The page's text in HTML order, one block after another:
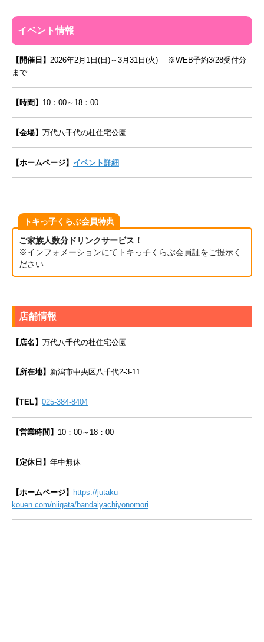
イベント情報
【開催日】 2026年2月1日(日)～3月31日(火) ※WEB予約3/28受付分
まで
【時間】 10：00～18：00
【会場】 万代八千代の杜住宅公園
【ホームページ】 イベント詳細
トキっ子くらぶ会員特典
ご家族人数分ドリンクサービス！
※インフォメーションにてトキっ子くらぶ会員証をご提示く
ださい
店舗情報
【店名】 万代八千代の杜住宅公園
【所在地】 新潟市中央区八千代2-3-11
【TEL】 025-384-8404
【営業時間】 10：00～18：00
【定休日】 年中無休
【ホームページ】 https://jutaku-
kouen.com/niigata/bandaiyachiyonomori